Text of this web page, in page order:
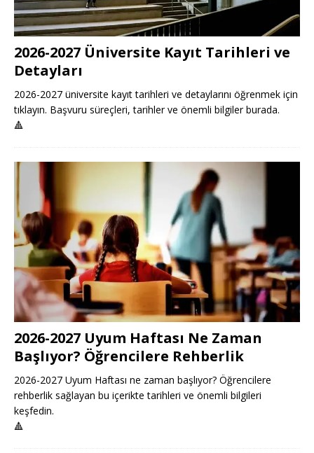
2026-2027 Üniversite Kayıt Tarihleri ve
Detayları
2026-2027 üniversite kayıt tarihleri ve detaylarını öğrenmek için
tıklayın. Başvuru süreçleri, tarihler ve önemli bilgiler burada.
🔺
2026-2027 Uyum Haftası Ne Zaman
Başlıyor? Öğrencilere Rehberlik
2026-2027 Uyum Haftası ne zaman başlıyor? Öğrencilere
rehberlik sağlayan bu içerikte tarihleri ve önemli bilgileri
keşfedin.
🔺